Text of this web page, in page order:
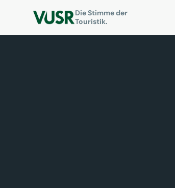
Die Stimme der
Touristik.